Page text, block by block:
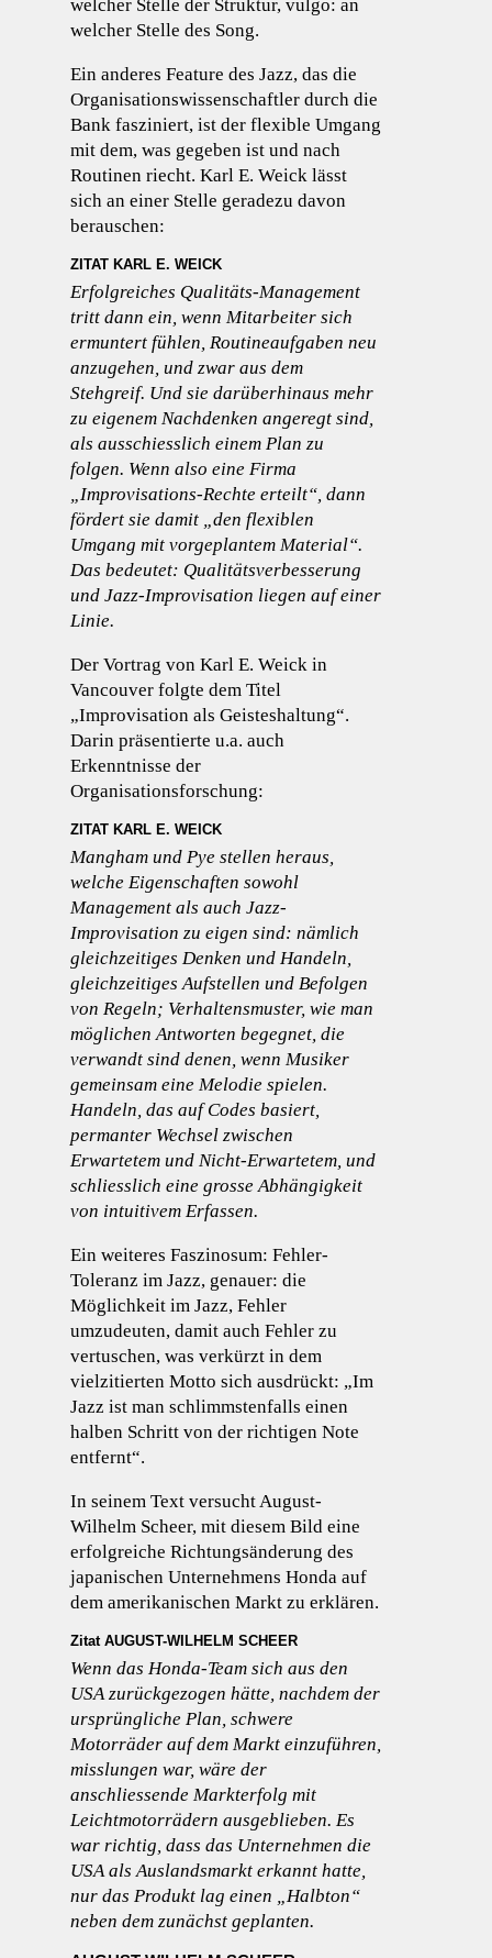
welcher Stelle der Struktur, vulgo: an
welcher Stelle des Song.
Ein anderes Feature des Jazz, das die
Organisationswissenschaftler durch die
Bank fasziniert, ist der flexible Umgang
mit dem, was gegeben ist und nach
Routinen riecht. Karl E. Weick lässt
sich an einer Stelle geradezu davon
berauschen:
ZITAT KARL E. WEICK
Erfolgreiches Qualitäts-Management
tritt dann ein, wenn Mitarbeiter sich
ermuntert fühlen, Routineaufgaben neu
anzugehen, und zwar aus dem
Stehgreif. Und sie darüberhinaus mehr
zu eigenem Nachdenken angeregt sind,
als ausschiesslich einem Plan zu
folgen. Wenn also eine Firma
„Improvisations-Rechte erteilt“, dann
fördert sie damit „den flexiblen
Umgang mit vorgeplantem Material“.
Das bedeutet: Qualitätsverbesserung
und Jazz-Improvisation liegen auf einer
Linie.
Der Vortrag von Karl E. Weick in
Vancouver folgte dem Titel
„Improvisation als Geisteshaltung“.
Darin präsentierte u.a. auch
Erkenntnisse der
Organisationsforschung:
ZITAT KARL E. WEICK
Mangham und Pye stellen heraus,
welche Eigenschaften sowohl
Management als auch Jazz-
Improvisation zu eigen sind: nämlich
gleichzeitiges Denken und Handeln,
gleichzeitiges Aufstellen und Befolgen
von Regeln; Verhaltensmuster, wie man
möglichen Antworten begegnet, die
verwandt sind denen, wenn Musiker
gemeinsam eine Melodie spielen.
Handeln, das auf Codes basiert,
permanter Wechsel zwischen
Erwartetem und Nicht-Erwartetem, und
schliesslich eine grosse Abhängigkeit
von intuitivem Erfassen.
Ein weiteres Faszinosum: Fehler-
Toleranz im Jazz, genauer: die
Möglichkeit im Jazz, Fehler
umzudeuten, damit auch Fehler zu
vertuschen, was verkürzt in dem
vielzitierten Motto sich ausdrückt: „Im
Jazz ist man schlimmstenfalls einen
halben Schritt von der richtigen Note
entfernt“.
In seinem Text versucht August-
Wilhelm Scheer, mit diesem Bild eine
erfolgreiche Richtungsänderung des
japanischen Unternehmens Honda auf
dem amerikanischen Markt zu erklären.
Zitat AUGUST-WILHELM SCHEER
Wenn das Honda-Team sich aus den
USA zurückgezogen hätte, nachdem der
ursprüngliche Plan, schwere
Motorräder auf dem Markt einzuführen,
misslungen war, wäre der
anschliessende Markterfolg mit
Leichtmotorrädern ausgeblieben. Es
war richtig, dass das Unternehmen die
USA als Auslandsmarkt erkannt hatte,
nur das Produkt lag einen „Halbton“
neben dem zunächst geplanten.